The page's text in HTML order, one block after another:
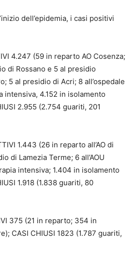
dell’epidemia, i casi positivi
4.247 (59 in reparto AO Cosenza;
di Rossano e 5 al presidio
5 al presidio di Acri; 8 all’ospedale
intensiva, 4.152 in isolamento
2.955 (2.754 guariti, 201
1.443 (26 in reparto all’AO di
di Lamezia Terme; 6 all’AOU
intensiva; 1.404 in isolamento
1.918 (1.838 guariti, 80
375 (21 in reparto; 354 in
CASI CHIUSI 1823 (1.787 guariti,